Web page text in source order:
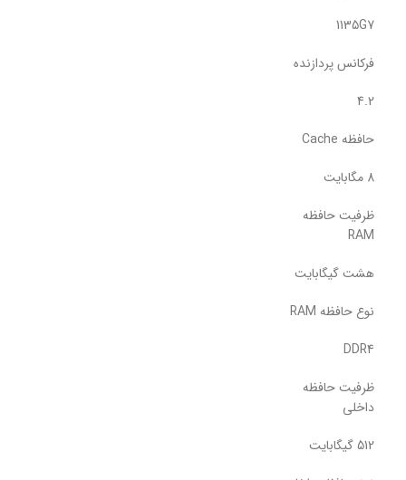
1135G7
فرکانس پردازنده
4.2
حافظه Cache
8 مگابایت
ظرفیت حافظه
RAM
هشت گیگابایت
نوع حافظه RAM
DDR4
ظرفیت حافظه
داخلی
512 گیگابایت